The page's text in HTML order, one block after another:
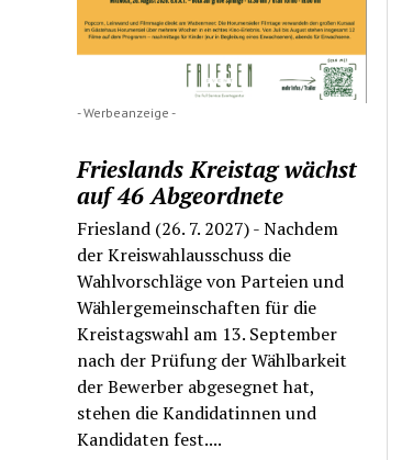
- Werbeanzeige -
Frieslands Kreistag wächst
auf 46 Abgeordnete
Friesland (26. 7. 2027) - Nachdem
der Kreiswahlausschuss die
Wahlvorschläge von Parteien und
Wählergemeinschaften für die
Kreistagswahl am 13. September
nach der Prüfung der Wählbarkeit
der Bewerber abgesegnet hat,
stehen die Kandidatinnen und
Kandidaten fest....